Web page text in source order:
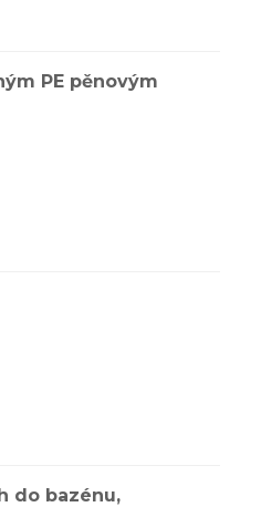
PE pěnovým
do bazénu,